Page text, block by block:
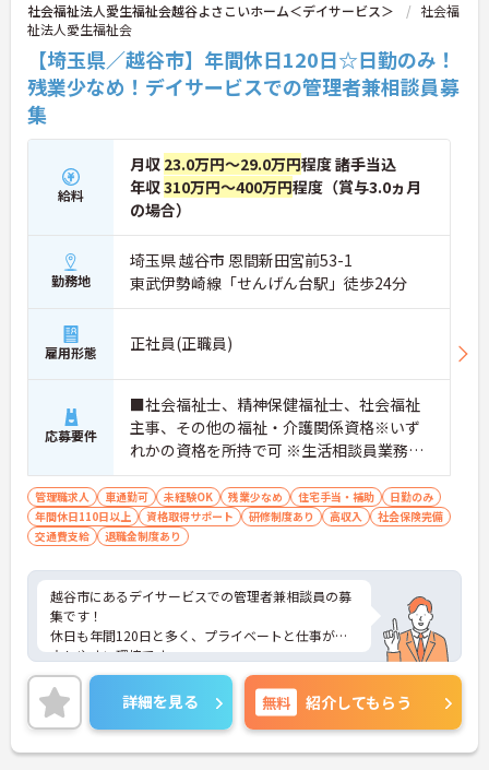
社会福祉法人愛生福祉会越谷よさこいホーム＜デイサービス＞
社会福
祉法人愛生福祉会
【埼玉県／越谷市】年間休日120日☆日勤のみ！
残業少なめ！デイサービスでの管理者兼相談員募
集
給料
月収 23.0万円～29.0万円程度 諸手当込
年収310万円～400万円程度（賞与3.0ヵ月
の場合）
勤務地
埼玉県 越谷市 恩間新田宮前53-1
東武伊勢崎線「せんげん台駅」徒歩24分
雇用形態 正社員(正職員)
応募要件
■社会福祉士、精神保健福祉士、社会福祉
主事、その他の福祉・介護関係資格※いず
れかの資格を所持で可 ※生活相談員業務経
験、管理者業務経験があれば尚可 ■普通自
動車運転免許あれば尚可（ＡＴ限定可）
管理職求人 車通勤可 未経験OK 残業少なめ 住宅手当・補助
日勤のみ
年間休日110日以上
資格取得サポート 研修制度あり 高収入
社会保険完備
交通費支給
退職金制度あり
越谷市にあるデイサービスでの管理者兼相談員の募
集です！
休日も年間120日と多く、プライベートと仕事が両
立しやすい環境です。
ご興味のある方は是非お気軽にお問い合わせくださ
い。
詳細を見る 無料 紹介してもらう